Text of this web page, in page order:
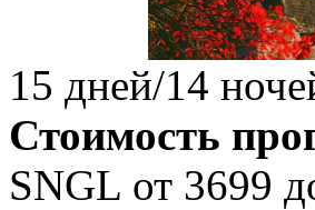
15 дней/14
Стоимость
SNGL от 3699